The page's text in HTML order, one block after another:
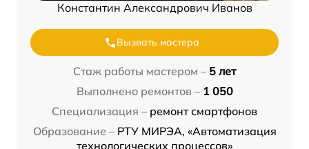
Константин Александрович Иванов
Вызвать мастера
Стаж работы мастером – 5 лет
Выполнено ремонтов – 1 050
Специализация – ремонт смартфонов
Образование – РТУ МИРЭА, «Автоматизация
технологических процессов»